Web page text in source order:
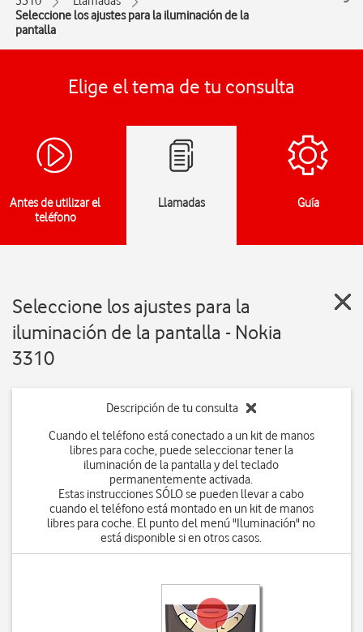
Seleccione los ajustes para la iluminación de la
pantalla
Elige el tema de tu consulta
Antes de utilizar el
teléfono
Llamadas Guía
Seleccione los ajustes para la
iluminación de la pantalla - Nokia
3310
Descripción de tu consulta
Cuando el teléfono está conectado a un kit de manos
libres para coche, puede seleccionar tener la
iluminación de la pantalla y del teclado
permanentemente activada.
Estas instrucciones SÓLO se pueden llevar a cabo
cuando el teléfono está montado en un kit de manos
libres para coche. El punto del menú "Iluminación" no
está disponible si en otros casos.